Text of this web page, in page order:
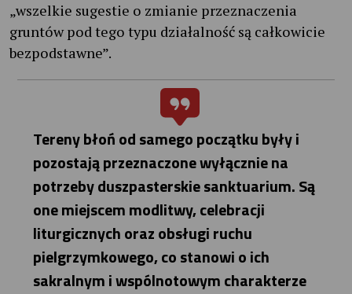
„wszelkie sugestie o zmianie przeznaczenia
gruntów pod tego typu działalność są całkowicie
bezpodstawne”.
Tereny błoń od samego początku były i
pozostają przeznaczone wyłącznie na
potrzeby duszpasterskie sanktuarium. Są
one miejscem modlitwy, celebracji
liturgicznych oraz obsługi ruchu
pielgrzymkowego, co stanowi o ich
sakralnym i wspólnotowym charakterze